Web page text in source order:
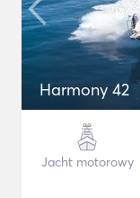
Harmony 42
Jacht motorowy